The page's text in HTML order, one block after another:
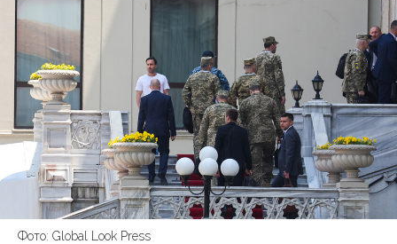
Фото: Global Look Press